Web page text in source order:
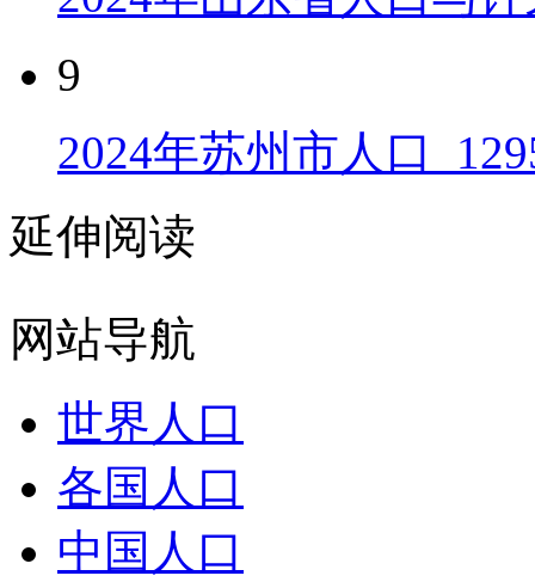
9
2024年苏州市人口
延伸阅读
网站导航
世界人口
各国人口
中国人口